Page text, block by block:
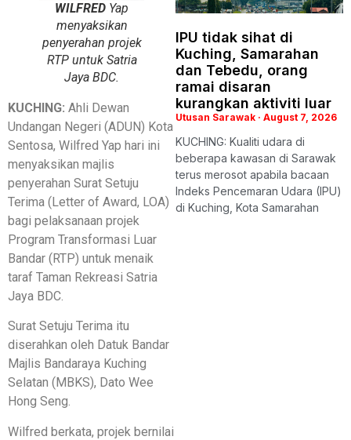
WILFRED Yap
menyaksikan
penyerahan projek
RTP untuk Satria
Jaya BDC.
KUCHING: Ahli Dewan
Undangan Negeri (ADUN) Kota
Sentosa, Wilfred Yap hari ini
menyaksikan majlis
penyerahan Surat Setuju
Terima (Letter of Award, LOA)
bagi pelaksanaan projek
Program Transformasi Luar
Bandar (RTP) untuk menaik
taraf Taman Rekreasi Satria
Jaya BDC.
Surat Setuju Terima itu
diserahkan oleh Datuk Bandar
Majlis Bandaraya Kuching
Selatan (MBKS), Dato Wee
Hong Seng.
Wilfred berkata, projek bernilai
IPU tidak sihat di
Kuching, Samarahan
dan Tebedu, orang
ramai disaran
kurangkan aktiviti luar
Utusan Sarawak August 7, 2026
KUCHING: Kualiti udara di
beberapa kawasan di Sarawak
terus merosot apabila bacaan
Indeks Pencemaran Udara (IPU)
di Kuching, Kota Samarahan